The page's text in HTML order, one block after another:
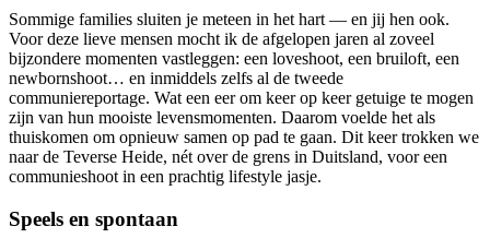
Sommige families sluiten je meteen in het hart — en jij hen ook.
Voor deze lieve mensen mocht ik de afgelopen jaren al zoveel
bijzondere momenten vastleggen: een loveshoot, een bruiloft, een
newbornshoot… en inmiddels zelfs al de tweede
communiereportage. Wat een eer om keer op keer getuige te mogen
zijn van hun mooiste levensmomenten. Daarom voelde het als
thuiskomen om opnieuw samen op pad te gaan. Dit keer trokken we
naar de Teverse Heide, nét over de grens in Duitsland, voor een
communieshoot in een prachtig lifestyle jasje.
Speels en spontaan